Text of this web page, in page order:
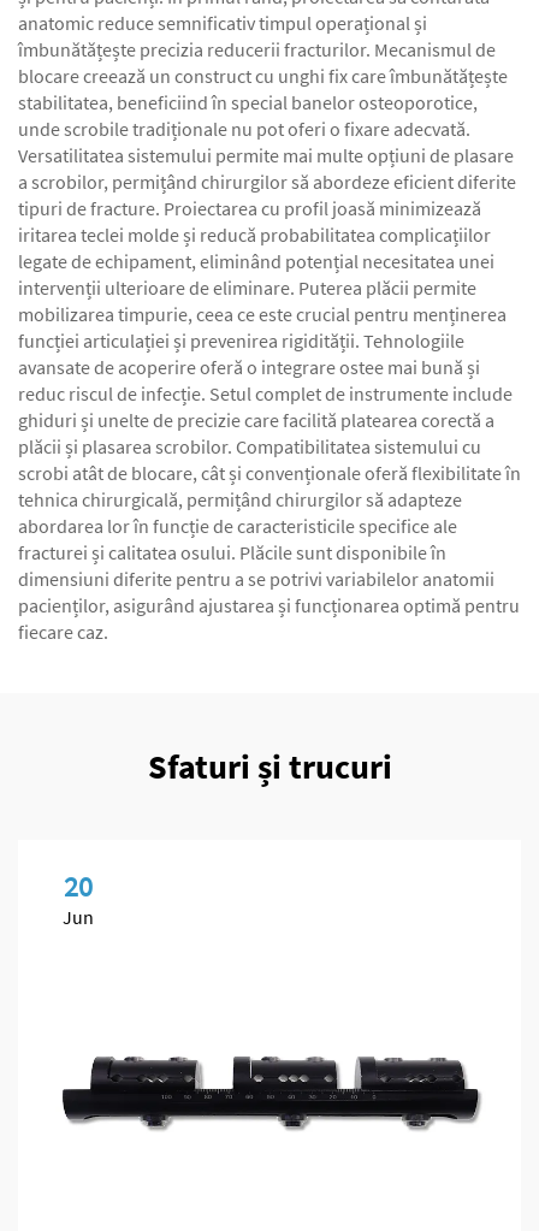
anatomic reduce semnificativ timpul operațional și
îmbunătățește precizia reducerii fracturilor. Mecanismul de
blocare creează un construct cu unghi fix care îmbunătățește
stabilitatea, beneficiind în special banelor osteoporotice,
unde scrobile tradiționale nu pot oferi o fixare adecvată.
Versatilitatea sistemului permite mai multe opțiuni de plasare
a scrobilor, permițând chirurgilor să abordeze eficient diferite
tipuri de fracture. Proiectarea cu profil joasă minimizează
iritarea teclei molde și reducă probabilitatea complicațiilor
legate de echipament, eliminând potențial necesitatea unei
intervenții ulterioare de eliminare. Puterea plăcii permite
mobilizarea timpurie, ceea ce este crucial pentru menținerea
funcției articulației și prevenirea rigidității. Tehnologiile
avansate de acoperire oferă o integrare ostee mai bună și
reduc riscul de infecție. Setul complet de instrumente include
ghiduri și unelte de precizie care facilită platearea corectă a
plăcii și plasarea scrobilor. Compatibilitatea sistemului cu
scrobi atât de blocare, cât și convenționale oferă flexibilitate în
tehnica chirurgicală, permițând chirurgilor să adapteze
abordarea lor în funcție de caracteristicile specifice ale
fracturei și calitatea osului. Plăcile sunt disponibile în
dimensiuni diferite pentru a se potrivi variabilelor anatomii
pacienților, asigurând ajustarea și funcționarea optimă pentru
fiecare caz.
Sfaturi și trucuri
20
Jun